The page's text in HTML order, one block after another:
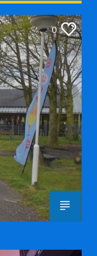
0